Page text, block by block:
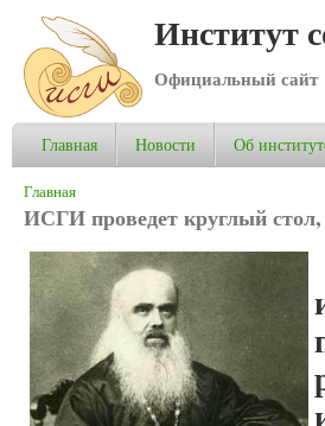
Институт
Официальный сайт
Главная Новости Об
Вы здесь
Главная
ИСГИ проведет круглый